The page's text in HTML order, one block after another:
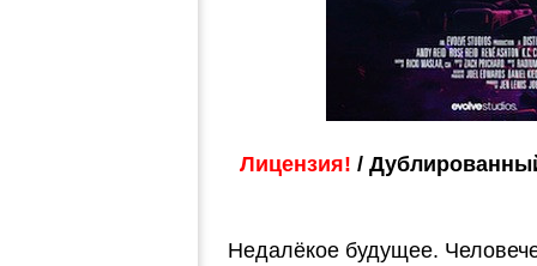
Лицензия! /
Недалёкое будущее.